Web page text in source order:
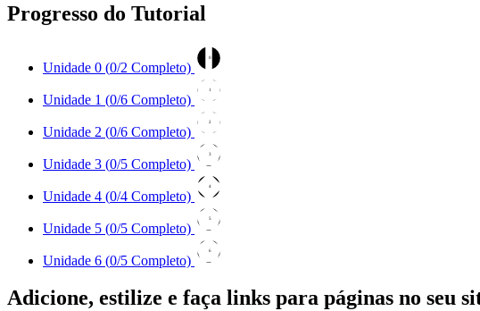
Progresso do Tutorial
Unidade 0 (0/2 Completo)
0
Unidade 1 (0/6 Completo)
1
Unidade 2 (0/6 Completo)
2
Unidade 3 (0/5 Completo)
3
Unidade 4 (0/4 Completo)
4
Unidade 5 (0/5 Completo)
5
Unidade 6 (0/5 Completo)
6
Adicione, estilize e faça links para páginas no seu